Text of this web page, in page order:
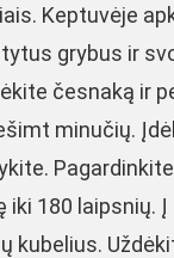
Keptuvėje
grybus ir
česnaką ir
minučių.
180 laipsnių. Į
kubelius.